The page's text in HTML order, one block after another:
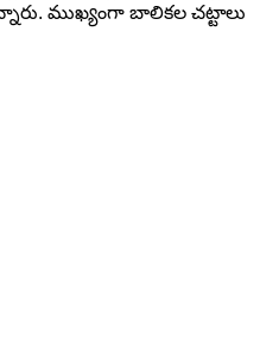
ముఖ్యంగా బాలికల చట్టాలు